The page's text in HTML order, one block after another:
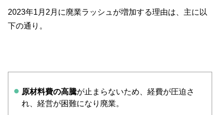
2023年1月2月に廃業ラッシュが増加する理由は、主に以
下の通り。
原材料費の高騰が止まらないため、経費が圧迫さ
れ、経営が困難になり廃業。